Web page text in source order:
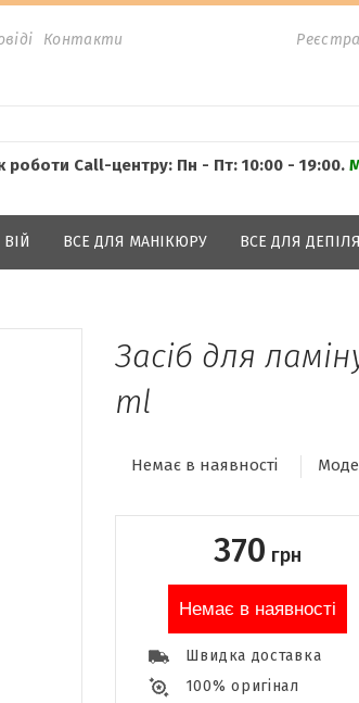
Контакти
роботи Call-центру: Пн - Пт: 10:00 - 19:00.
ВСЕ ДЛЯ МАНІКЮРУ ВСЕ ДЛЯ
Засіб для
ml
Немає в наявності
370 грн
Немає в наявності
Швидка доставка
100% оригінал